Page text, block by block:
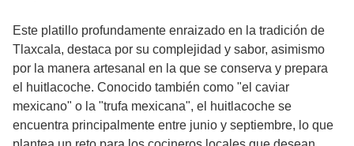
Este platillo profundamente enraizado en la tradición de
Tlaxcala, destaca por su complejidad y sabor, asimismo
por la manera artesanal en la que se conserva y prepara
el huitlacoche. Conocido también como "el caviar
mexicano" o la "trufa mexicana", el huitlacoche se
encuentra principalmente entre junio y septiembre, lo que